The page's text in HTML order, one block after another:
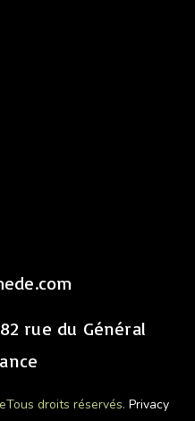
rue du Général
Tous droits réservés. Privacy